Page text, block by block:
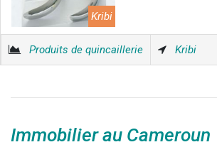
Kribi
Produits de quincaillerie Kribi
Immobilier au Cameroun